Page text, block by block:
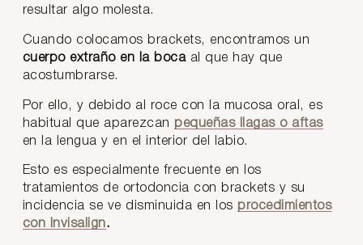
resultar algo molesta.
Cuando colocamos brackets, encontramos un
cuerpo extraño en la boca al que hay que
acostumbrarse.
Por ello, y debido al roce con la mucosa oral, es
habitual que aparezcan pequeñas llagas o aftas
en la lengua y en el interior del labio.
Esto es especialmente frecuente en los
tratamientos de ortodoncia con brackets y su
incidencia se ve disminuida en los procedimientos
con Invisalign.